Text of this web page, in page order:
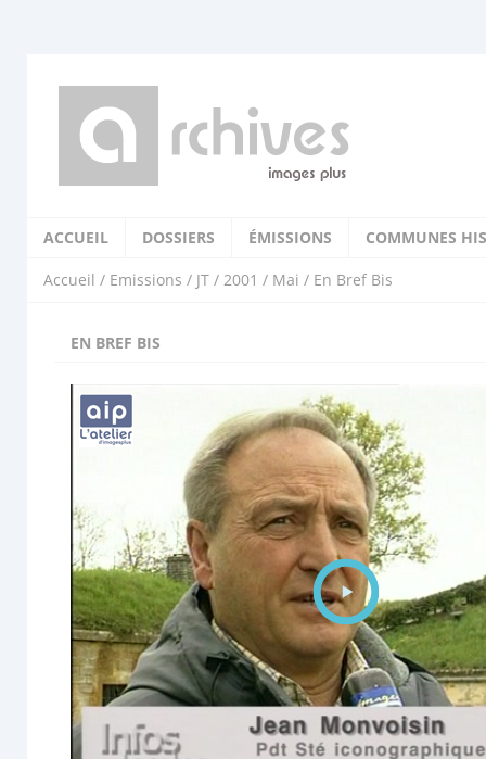
ACCUEIL DOSSIERS ÉMISSIONS COMMUNES
Accueil / Emissions / JT / 2001 / Mai / En Bref Bis
EN BREF BIS